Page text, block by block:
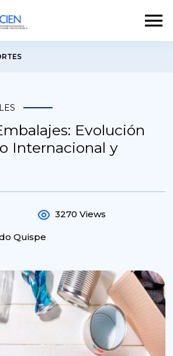
Evolución
Internacional y
Quispe
3270 Views